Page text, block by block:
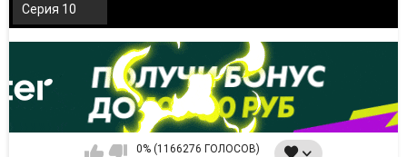
Серия 10
0% (1166276 ГОЛОСОВ)